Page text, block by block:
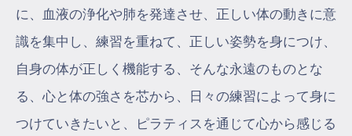
に、血液の浄化や肺を発達させ、正しい体の動きに意
識を集中し、練習を重ねて、正しい姿勢を身につけ、
自身の体が正しく機能する、そんな永遠のものとな
る、心と体の強さを芯から、日々の練習によって身に
つけていきたいと、ピラティスを通じて心から感じる